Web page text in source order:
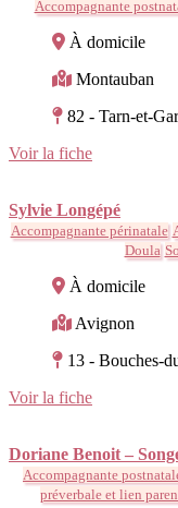
Accompagnante
À domicile
Montauban
82 - Tarn-et-
Voir la fiche
Sylvie Longépé
Accompagnante périnatale
Doula
À domicile
Avignon
13 - Bouches-
Voir la fiche
Doriane Benoit –
Accompagnante
préverbale et lien